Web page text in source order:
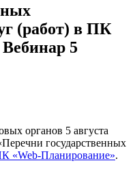
(работ) в ПК
5
органов 5 августа
государственных
«Web-Планирование».